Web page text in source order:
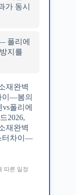
가 동시
폴리에
지를
재완벽
이—봄의
폴리에
2026,
재완벽
터차이—
따른 일정